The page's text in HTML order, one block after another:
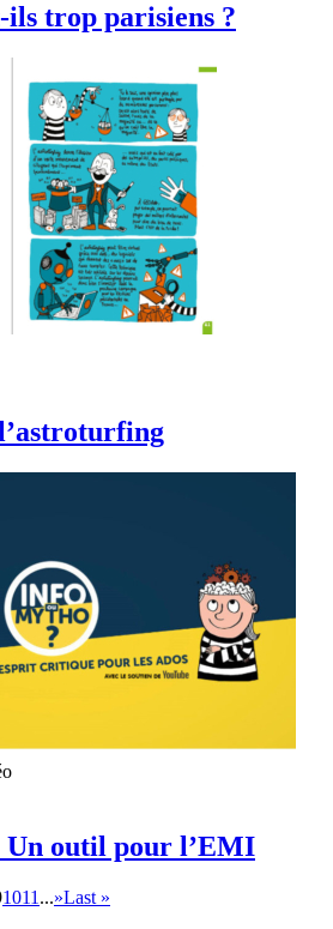
ils trop parisiens ?
Un outil pour l’EMI
1011 ...»Last »